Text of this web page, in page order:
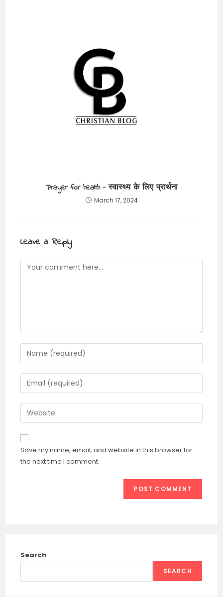
Prayer for health – स्वास्थ्य के लिए प्रार्थना
March 17, 2024
Leave a Reply
Comment
Enter
your
name
or
to
comment
Enter
your
email
address
comment
Enter
your
website
URL
(optional)
Save my name, email, and website in this browser for
the next time I comment.
Search
SEARCH